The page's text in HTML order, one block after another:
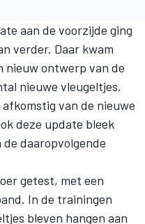
aan de voorzijde ging
verder. Daar kwam
nieuw ontwerp van de
nieuwe vleugeltjes.
van de nieuwe
deze update bleek
daaropvolgende
getest, met een
In de trainingen
bleven hangen aan